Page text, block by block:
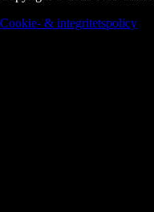
Cookie- & integritetspolicy